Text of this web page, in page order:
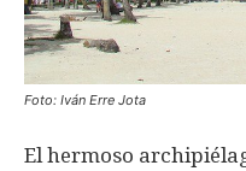
Foto: Iván Erre Jota
El hermoso